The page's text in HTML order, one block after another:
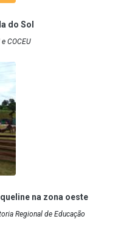
do Sol
COCEU
na zona oeste
Regional de Educação